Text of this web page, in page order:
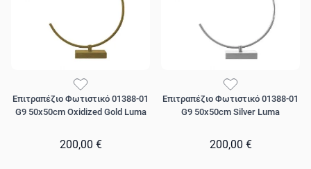
Επιτραπέζιο Φωτιστικό 01388-01
G9 50x50cm Oxidized Gold Luma
200,00 €
Επιτραπέζιο Φωτιστικό 01388-01
G9 50x50cm Silver Luma
200,00 €